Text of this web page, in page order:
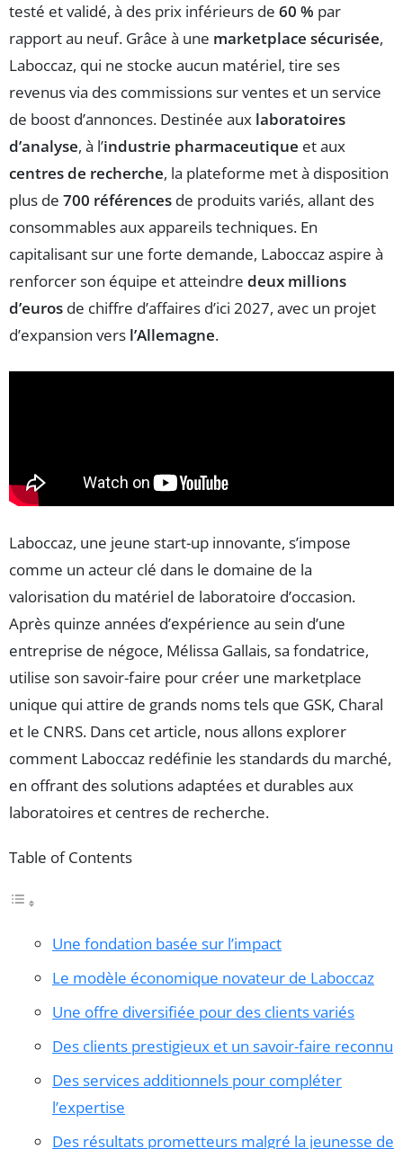
testé et validé, à des prix inférieurs de 60 % par
rapport au neuf. Grâce à une marketplace sécurisée,
Laboccaz, qui ne stocke aucun matériel, tire ses
revenus via des commissions sur ventes et un service
de boost d’annonces. Destinée aux laboratoires
d’analyse, à l’industrie pharmaceutique et aux
centres de recherche, la plateforme met à disposition
plus de 700 références de produits variés, allant des
consommables aux appareils techniques. En
capitalisant sur une forte demande, Laboccaz aspire à
renforcer son équipe et atteindre deux millions
d’euros de chiffre d’affaires d’ici 2027, avec un projet
d’expansion vers l’Allemagne.
Laboccaz, une jeune start-up innovante, s’impose
comme un acteur clé dans le domaine de la
valorisation du matériel de laboratoire d’occasion.
Après quinze années d’expérience au sein d’une
entreprise de négoce, Mélissa Gallais, sa fondatrice,
utilise son savoir-faire pour créer une marketplace
unique qui attire de grands noms tels que GSK, Charal
et le CNRS. Dans cet article, nous allons explorer
comment Laboccaz redéfinie les standards du marché,
en offrant des solutions adaptées et durables aux
laboratoires et centres de recherche.
Table of Contents
Une fondation basée sur l’impact
Le modèle économique novateur de Laboccaz
Une offre diversifiée pour des clients variés
Des clients prestigieux et un savoir-faire reconnu
Des services additionnels pour compléter
l’expertise
Des résultats prometteurs malgré la jeunesse de